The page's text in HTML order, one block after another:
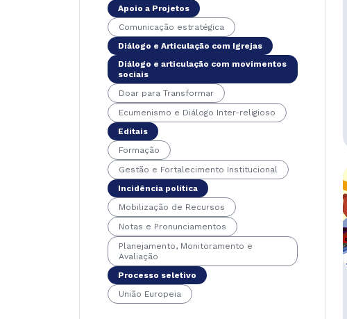
Apoio a Projetos
Comunicação estratégica
Diálogo e Articulação com Igrejas
Diálogo e articulação com movimentos
sociais
Doar para Transformar
Ecumenismo e Diálogo Inter-religioso
Editais
Formação
Gestão e Fortalecimento Institucional
Incidência política
Mobilização de Recursos
Notas e Pronunciamentos
Planejamento, Monitoramento e
Avaliação
Processo seletivo
União Europeia